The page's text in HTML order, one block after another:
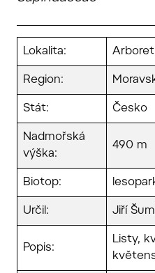
Lokalita:
Region:
Stát: Česko
Nadmořská
výška:
490 m
Biotop:
Určil: Jiří
Popis:
Listy,